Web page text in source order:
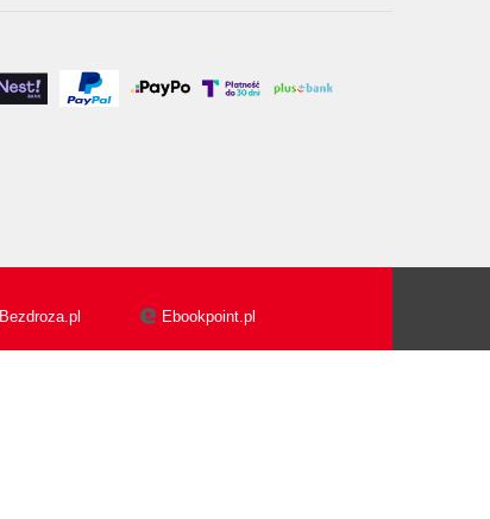
Bezdroza.pl Ebookpoint.pl